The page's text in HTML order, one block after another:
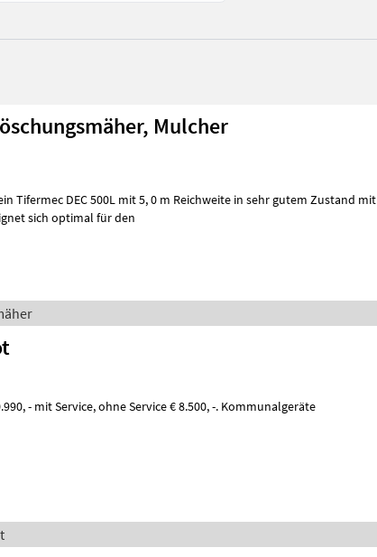
Mulcher
Tifermec DEC 500L mit 5, 0 m Reichweite in sehr gutem Zustand mit
sich optimal für den
€ 8.500, -. Kommunalgeräte